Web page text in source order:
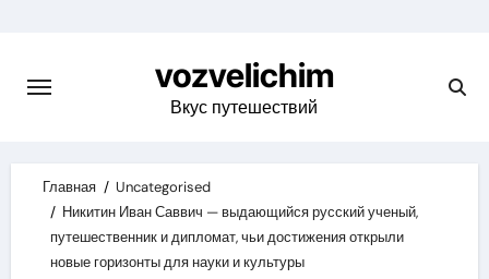
content
vozvelichim
Вкус путешествий
Главная
Uncategorised
Никитин Иван Саввич — выдающийся русский ученый,
путешественник и дипломат, чьи достижения открыли
новые горизонты для науки и культуры